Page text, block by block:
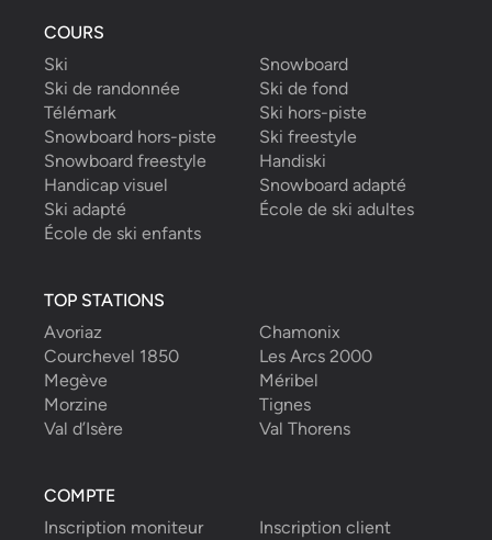
COURS
Ski
Snowboard
Ski de randonnée
Ski de fond
Télémark
Ski hors-piste
Snowboard hors-piste
Ski freestyle
Snowboard freestyle
Handiski
Handicap visuel
Snowboard adapté
Ski adapté
École de ski adultes
École de ski enfants
TOP STATIONS
Avoriaz
Chamonix
Courchevel 1850
Les Arcs 2000
Megève
Méribel
Morzine
Tignes
Val d’Isère
Val Thorens
COMPTE
Inscription moniteur
Inscription client